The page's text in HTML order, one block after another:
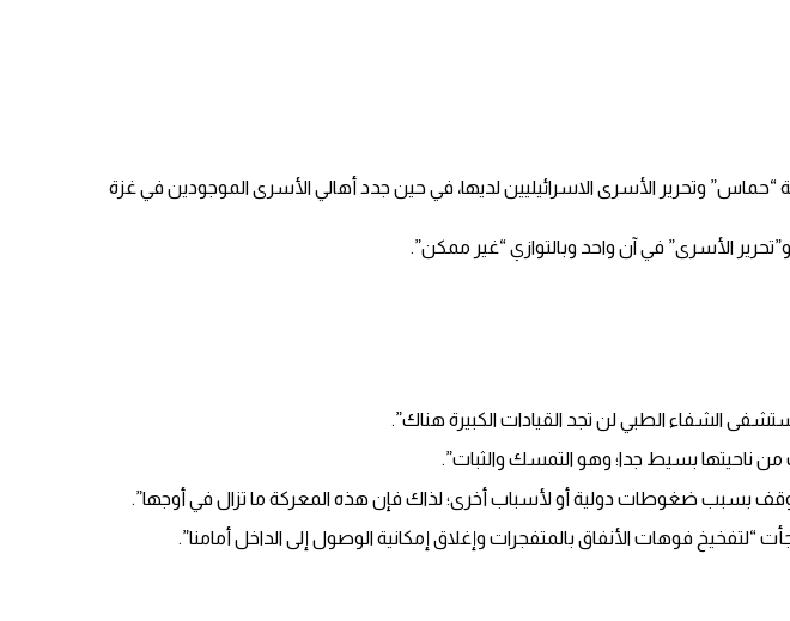
وتحرير الأسرى الاسرائيليين لديها، في حين جدد أهالي الأسرى الموجودين في غزة
الأسرى” في آن واحد وبالتوازي “غير ممكن”.
ناحيتها بسيط جدا؛ وهو التمسك والثبات”.
بسبب ضغوطات دولية أو لأسباب أخرى؛ لذاك فإن هذه المعركة ما تزال في أوجها”.
فوهات الأنفاق بالمتفجرات وإغلاق إمكانية الوصول إلى الداخل أمامنا”.